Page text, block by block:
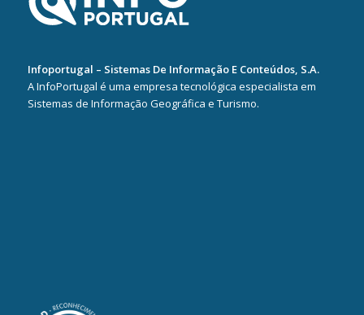
Infoportugal – Sistemas De Informação E Conteúdos, S.A.
A InfoPortugal é uma empresa tecnológica especialista em
Sistemas de Informação Geográfica e Turismo.